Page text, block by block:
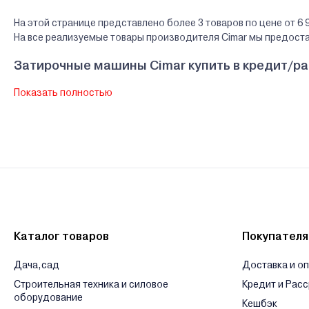
На этой странице представлено более 3 товаров по цене от 6
На все реализуемые товары производителя Cimar мы
Затирочные машины Cimar купить в кредит/
В нашем интернет-магазине Вы можете приобристи товары
Производитель Cimar - B.D.X. Machinery LTD. 101204, Beijing,
Показать полностью
Каталог товаров
Дача,сад
Строительная техника и силовое
оборудование
Доставка и
Кредит и
Кешбэк